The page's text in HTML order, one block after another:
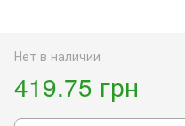
Нет в наличии
419.75 грн